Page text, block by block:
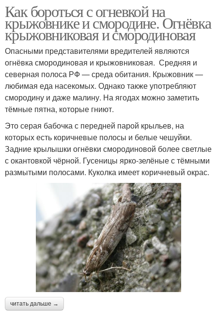
Как бороться с огневкой на
крыжовнике и смородине. Огнёвка
крыжовниковая и смородиновая
Опасными представителями вредителей являются
огнёвка смородиновая и крыжовниковая. Средняя и
северная полоса РФ — среда обитания. Крыжовник —
любимая еда насекомых. Однако также употребляют
смородину и даже малину. На ягодах можно заметить
тёмные пятна, которые гниют.
Это серая бабочка с передней парой крыльев, на
которых есть коричневые полосы и белые чешуйки.
Задние крылышки огнёвки смородиновой более светлые
с окантовкой чёрной. Гусеницы ярко-зелёные с тёмными
размытыми полосами. Куколка имеет коричневый окрас.
читать дальше →